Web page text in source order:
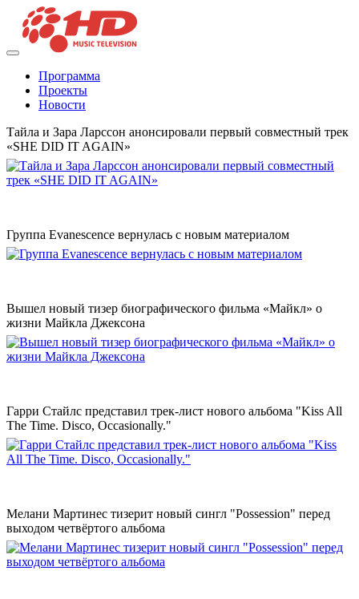
Программа
Проекты
Новости
Тайла и Зара Ларссон анонсировали первый совместный трек
«SHE DID IT AGAIN»
Группа Evanescence вернулась с новым материалом
Вышел новый тизер биографического фильма «Майкл» о
жизни Майкла Джексона
Гарри Стайлс представил трек-лист нового альбома "Kiss All
The Time. Disco, Occasionally."
Мелани Мартинес тизерит новый сингл "Possession" перед
выходом четвёртого альбома